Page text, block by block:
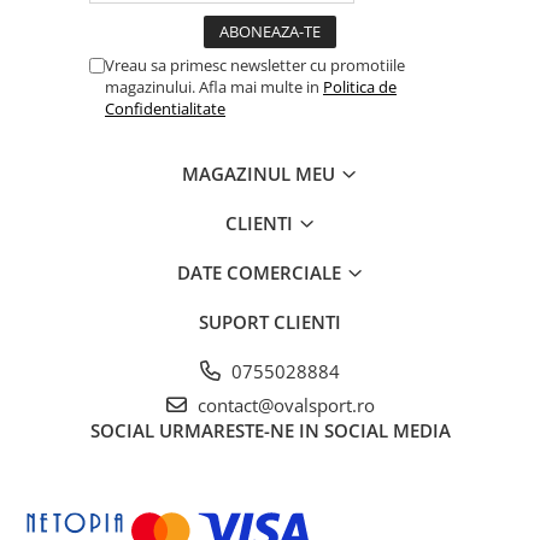
Vreau sa primesc newsletter cu promotiile
magazinului. Afla mai multe in Politica de
Confidentialitate
MAGAZINUL MEU
CLIENTI
DATE COMERCIALE
SUPORT CLIENTI
0755028884
contact@ovalsport.ro
SOCIAL URMARESTE-NE IN SOCIAL MEDIA